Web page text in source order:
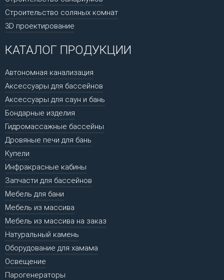
Строительство соляных комнат
3D проектирование
КАТАЛОГ ПРОДУКЦИИ
Автономная канализация
Аксессуары для бассейнов
Аксессуары для саун и бань
Бондарные изделия
Гидромассажные бассейны
Дровяные печи для бань
Купели
Инфракрасные кабины
Запчасти для бассейнов
Мебель для бани
Мебель из массива
Мебель из массива на заказ
Натуральный камень
Оборудование для хамама
Освещение
Парогенераторы